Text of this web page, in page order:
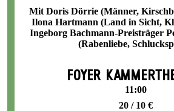
Mit Doris Dörrie (Männer,
Ilona Hartmann (Land in Sicht,
Ingeborg Bachmann-Preisträger
(Rabenliebe,
FOYER
11:00
20 / 10 €